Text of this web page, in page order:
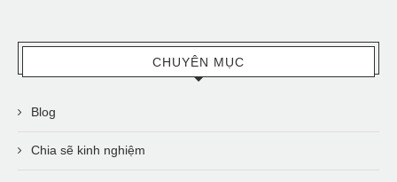
CHUYÊN MỤC
Blog
Chia sẽ kinh nghiệm